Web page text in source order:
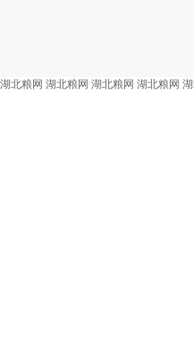
湖北粮网 湖北粮网 湖北粮网 湖北粮网